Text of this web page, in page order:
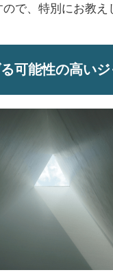
で、特別にお教え
可能性の高い